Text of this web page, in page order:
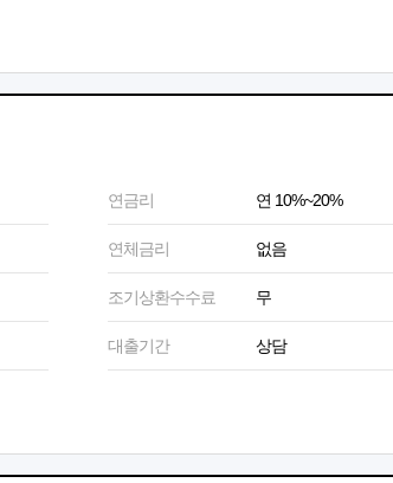
연금리 연 10%~20%
연체금리 없음
조기상환수수료 무
대출기간 상담